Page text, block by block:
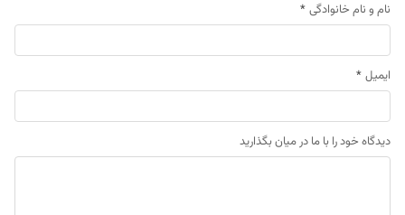
نام و نام خانوادگی *
ایمیل *
دیدگاه خود را با ما در میان بگذارید